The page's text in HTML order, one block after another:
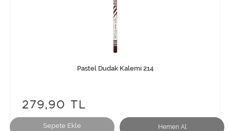
Sepete Ekle Hemen Al
Pastel Dudak Kalemi 214
279,90 TL